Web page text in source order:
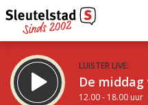
LUISTER LIVE:
De
12.00 - 18.00 uur